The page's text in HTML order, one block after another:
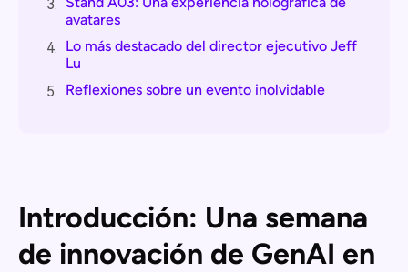
3.
avatares
4. Lo más destacado del director ejecutivo Jeff
Lu
5. Reflexiones sobre un evento inolvidable
Introducción: Una semana
de innovación de GenAI en